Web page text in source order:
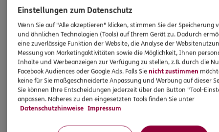
Einstellungen zum Datenschutz
Wenn Sie auf "Alle akzeptieren" klicken, stimmen Sie der Speicherung
und ähnlichen Technologien (Tools) auf Ihrem Gerät zu. Dadurch
eine zuverlässige Funktion der Website, die Analyse der
Messung von Marketingaktivitäten sowie die Möglichkeit, Ihnen
Inhalte und Werbeanzeigen zur Verfügung zu stellen, z.B. durch die
Facebook Audiences oder Google Ads. Falls Sienicht zustimmen
keine für Sie maßgeschneiderte Anpassung und Werbung auf dieser
Sie können Ihre Entscheidungen jederzeit über den Button "Tool-
anpassen. Näheres zu den eingesetzten Tools finden Sie unter
Datenschutzhinweise Impressum